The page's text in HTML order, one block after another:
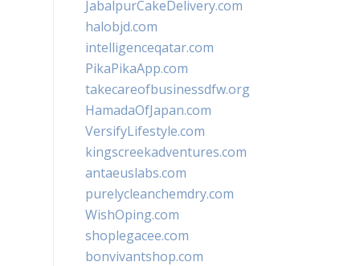
JabalpurCakeDelivery.com
halobjd.com
intelligenceqatar.com
PikaPikaApp.com
takecareofbusinessdfw.org
HamadaOfJapan.com
VersifyLifestyle.com
kingscreekadventures.com
antaeuslabs.com
purelycleanchemdry.com
WishOping.com
shoplegacee.com
bonvivantshop.com